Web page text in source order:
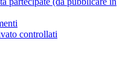
controllati